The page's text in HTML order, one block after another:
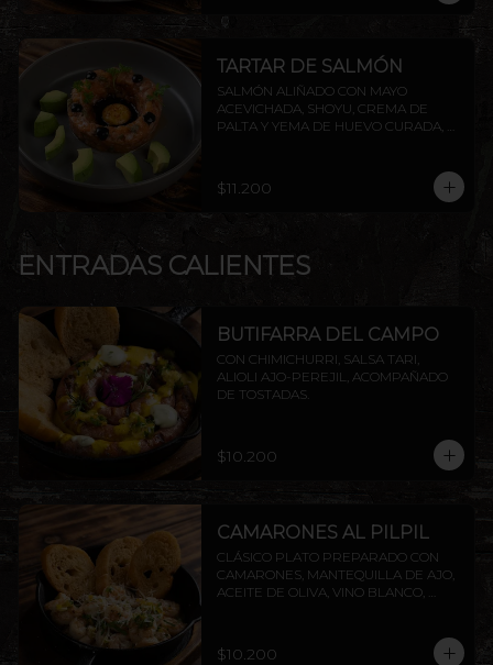
TARTAR DE SALMÓN
SALMÓN ALIÑADO CON MAYO
ACEVICHADA, SHOYU, CREMA DE
PALTA Y YEMA DE HUEVO CURADA,
$11.200
ENTRADAS CALIENTES
BUTIFARRA DEL CAMPO
CON CHIMICHURRI, SALSA TARI,
ALIOLI AJO-PEREJIL, ACOMPAÑADO
DE TOSTADAS.
$10.200
CAMARONES AL PILPIL
CLÁSICO PLATO PREPARADO CON
CAMARONES, MANTEQUILLA DE AJO,
ACEITE DE OLIVA, VINO BLANCO,
$10.200